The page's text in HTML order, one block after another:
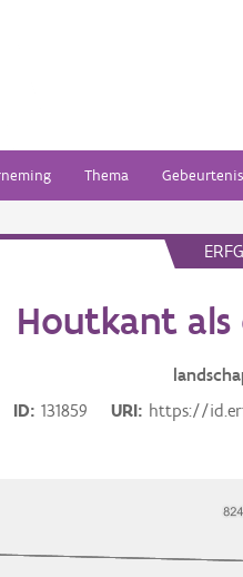
Thema Gebeurtenis
Houtkant
ID
131859 URI https://